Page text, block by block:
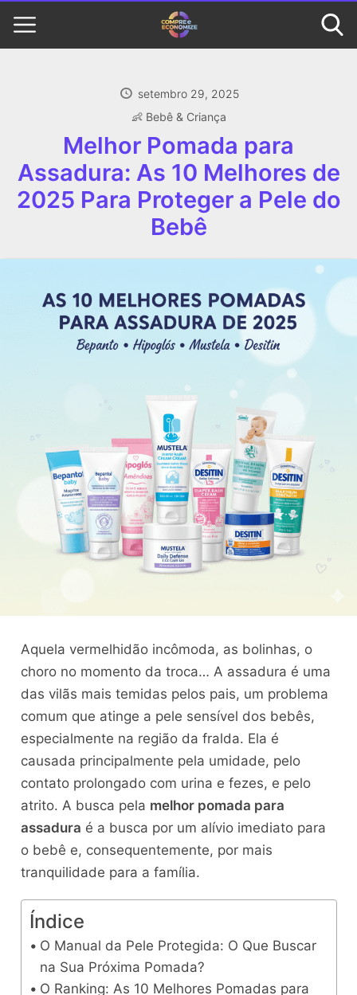
setembro 29, 2025
👶 Bebê & Criança
Melhor Pomada para
Assadura: As 10 Melhores de
2025 Para Proteger a Pele do
Bebê
Aquela vermelhidão incômoda, as bolinhas, o
choro no momento da troca… A assadura é uma
das vilãs mais temidas pelos pais, um problema
comum que atinge a pele sensível dos bebês,
especialmente na região da fralda. Ela é
causada principalmente pela umidade, pelo
contato prolongado com urina e fezes, e pelo
atrito. A busca pela melhor pomada para
assadura é a busca por um alívio imediato para
o bebê e, consequentemente, por mais
tranquilidade para a família.
Índice
O Manual da Pele Protegida: O Que Buscar
na Sua Próxima Pomada?
O Ranking: As 10 Melhores Pomadas para